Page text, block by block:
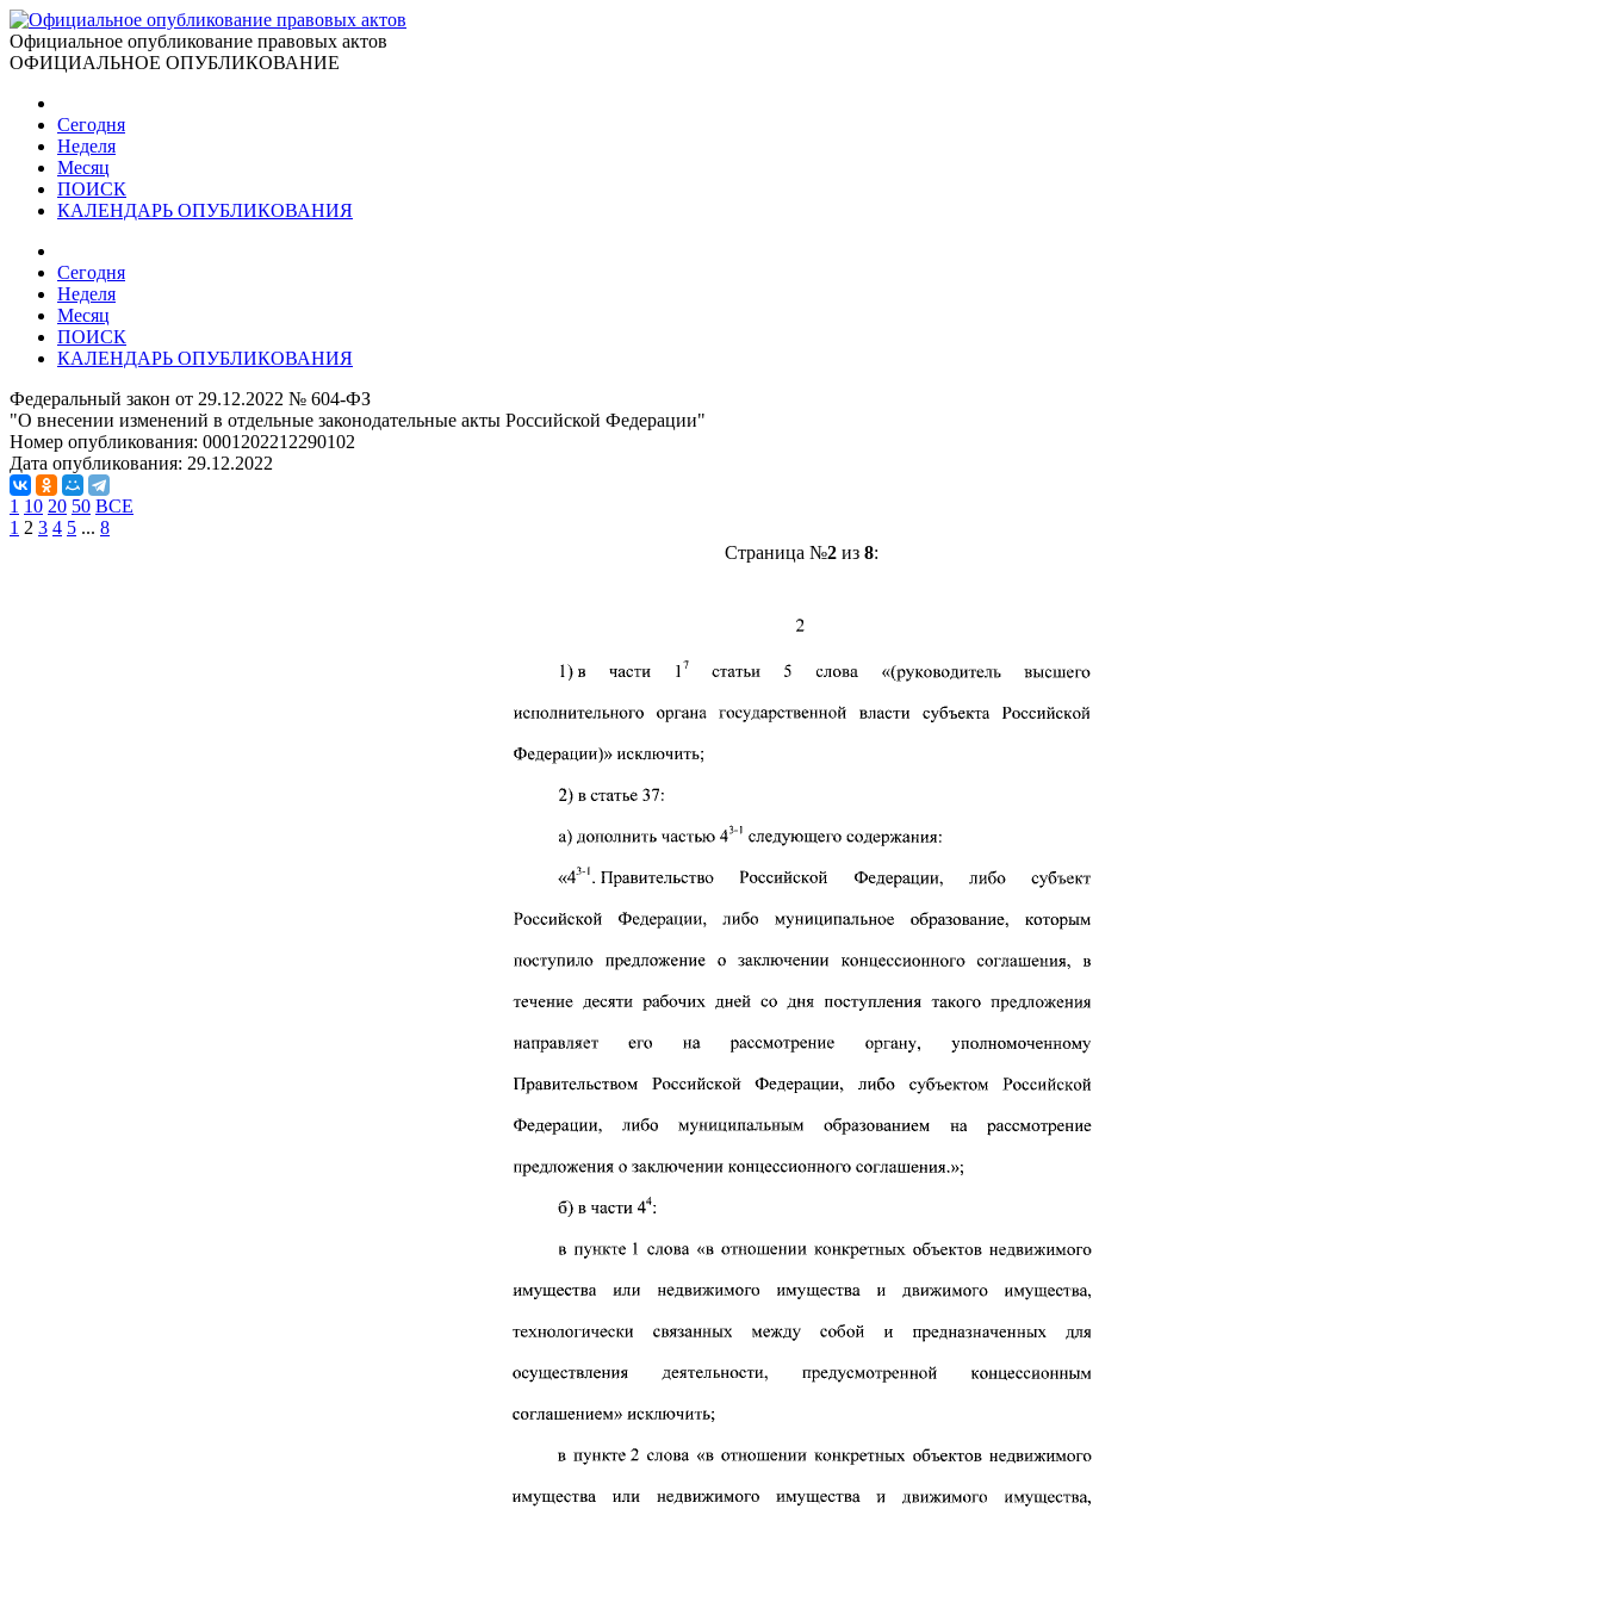
Официальное опубликование правовых актов
ОФИЦИАЛЬНОЕ ОПУБЛИКОВАНИЕ
Сегодня
Неделя
Месяц
ПОИСК
КАЛЕНДАРЬ ОПУБЛИКОВАНИЯ
Сегодня
Неделя
Месяц
ПОИСК
КАЛЕНДАРЬ ОПУБЛИКОВАНИЯ
Федеральный закон от 29.12.2022 № 604-ФЗ
"О внесении изменений в отдельные законодательные акты Российской Федерации"
Номер опубликования: 0001202212290102
Дата опубликования: 29.12.2022
1 10 20 50 ВСЕ
1 2 3 4 5 ... 8
Страница №2из 8: